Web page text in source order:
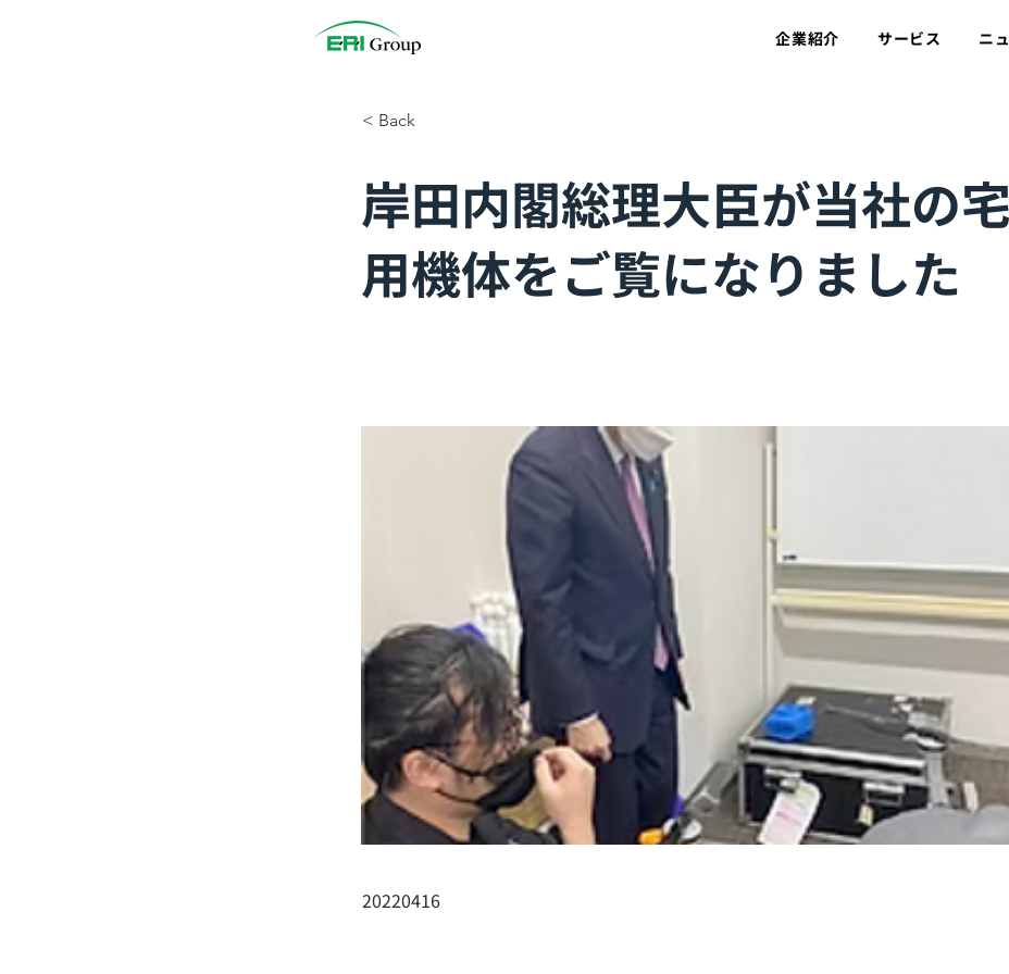
企業紹介 サービス ニ
< Back
岸田内閣総理大臣が当社の
用機体をご覧になりました
20220416